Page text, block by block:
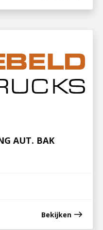
AUT. BAK
Bekijken east